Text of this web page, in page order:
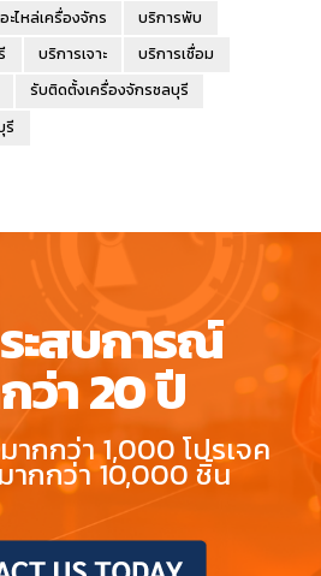
ไหล่เครื่องจักร
บริการพับ
บริการเจาะ
บริการเชื่อม
รับติดตั้งเครื่องจักรชลบุรี
รี
ะสบการณ์
ว่า 20 ปี
กกว่า 1,000 โปรเจค
กกว่า 10,000 ชิ้น